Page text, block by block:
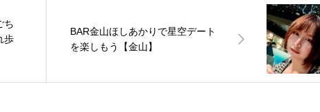
ち
歩
BAR金山ほしあかりで星空デート
を楽しもう【金山】